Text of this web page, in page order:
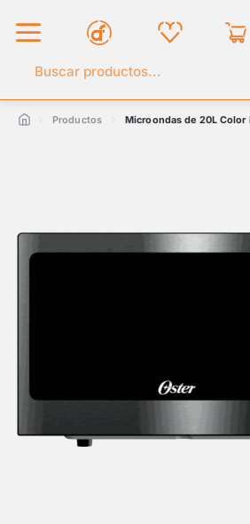
Buscar en el catálogo
Productos Microondas de 20L Color